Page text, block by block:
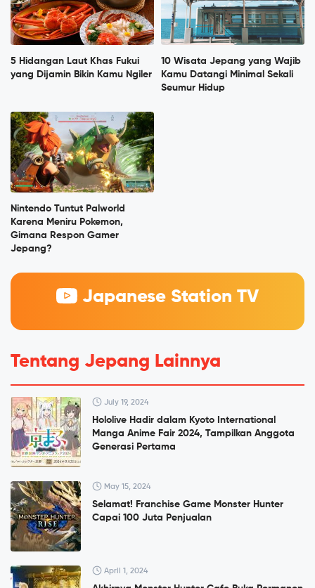
5 Hidangan Laut Khas Fukui
yang Dijamin Bikin Kamu Ngiler
10 Wisata Jepang yang Wajib
Kamu Datangi Minimal Sekali
Seumur Hidup
Nintendo Tuntut Palworld
Karena Meniru Pokemon,
Gimana Respon Gamer
Jepang?
Japanese Station TV
Tentang Jepang Lainnya
July 19, 2024
Hololive Hadir dalam Kyoto International
Manga Anime Fair 2024, Tampilkan Anggota
Generasi Pertama
May 15, 2024
Selamat! Franchise Game Monster Hunter
Capai 100 Juta Penjualan
April 1, 2024